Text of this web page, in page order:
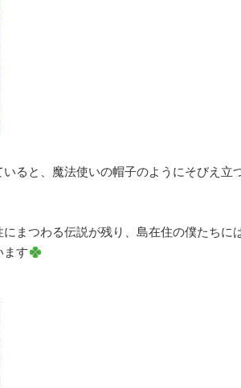
ると、魔法使いの帽子のようにそびえ立
まつわる伝説が残り、島在住の僕たちに
ます